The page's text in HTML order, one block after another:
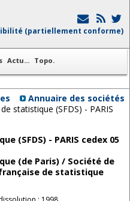
(partiellement conforme)
Actu... Topo.
Annuaire des sociétés
statistique (SFDS) - PARIS
(SFDS) - PARIS cedex 05
(de Paris) / Société de
de statistique